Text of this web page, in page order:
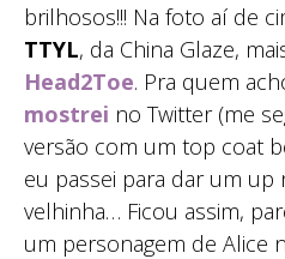
brilhosos!!! Na foto aí de
TTYL, da China Glaze,
Head2Toe. Pra quem
mostrei no Twitter (me
versão com um top coat
eu passei para dar um up
velhinha… Ficou assim,
um personagem de Alice